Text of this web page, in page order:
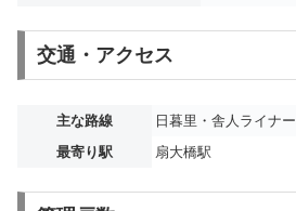
交通・アクセス
主な路線
日暮里・舎人ライナー
最寄り駅
扇大橋駅